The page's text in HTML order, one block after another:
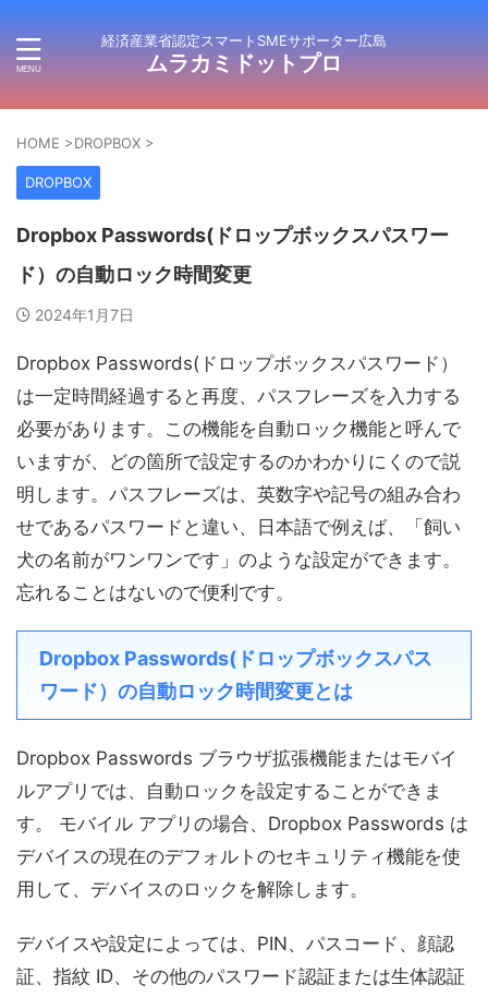
経済産業省認定スマートSMEサポーター広島
ムラカミドットプロ
HOME >DROPBOX >
DROPBOX
Dropbox Passwords(ドロップボックスパスワー
ド）の自動ロック時間変更
2024年1月7日
Dropbox Passwords(ドロップボックスパスワード）
は一定時間経過すると再度、パスフレーズを入力する
必要があります。この機能を自動ロック機能と呼んで
いますが、どの箇所で設定するのかわかりにくので説
明します。パスフレーズは、英数字や記号の組み合わ
せであるパスワードと違い、日本語で例えば、「飼い
犬の名前がワンワンです」のような設定ができます。
忘れることはないので便利です。
Dropbox Passwords(ドロップボックスパス
ワード）の自動ロック時間変更とは
Dropbox Passwords ブラウザ拡張機能またはモバイ
ルアプリでは、自動ロックを設定することができま
す。 モバイル アプリの場合、Dropbox Passwords は
デバイスの現在のデフォルトのセキュリティ機能を使
用して、デバイスのロックを解除します。
デバイスや設定によっては、PIN、パスコード、顔認
証、指紋 ID、その他のパスワード認証または生体認証